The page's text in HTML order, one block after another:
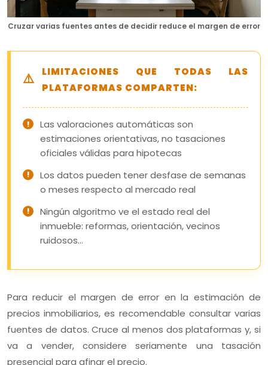
Cruzar varias fuentes antes de decidir reduce el margen de error
LIMITACIONES QUE TODAS LAS
PLATAFORMAS COMPARTEN:
Las valoraciones automáticas son
estimaciones orientativas, no tasaciones
oficiales válidas para hipotecas
Los datos pueden tener desfase de semanas
o meses respecto al mercado real
Ningún algoritmo ve el estado real del
inmueble: reformas, orientación, vecinos
ruidosos…
Para reducir el margen de error en la estimación de
precios inmobiliarios, es recomendable consultar varias
fuentes de datos. Cruce al menos dos plataformas y, si
va a vender, considere seriamente una tasación
presencial para afinar el precio.